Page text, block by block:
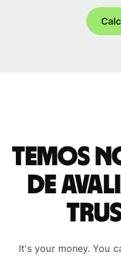
Temos
de
It's your money. You